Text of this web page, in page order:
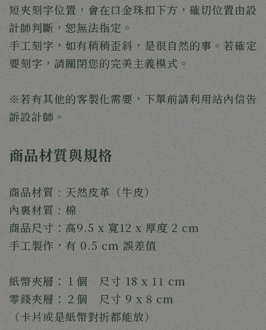
短夾刻字位置，會在口金珠扣下方，確切位置由設
計師判斷，恕無法指定。
手工刻字，如有稍稍歪斜，是很自然的事。若確定
要刻字，請關閉您的完美主義模式。
※若有其他的客製化需要，下單前請利用站內信告
訴設計師。
商品材質與規格
商品材質 : 天然皮革（牛皮）
內裏材質 : 棉
商品尺寸：高9.5 x 寬12 x 厚度 2 cm
手工製作，有 0.5 cm 誤差值
紙幣夾層：１個 尺寸 18 x 11 cm
零錢夾層：２個 尺寸 9 x 8 cm
（卡片或是紙幣對折都能放）